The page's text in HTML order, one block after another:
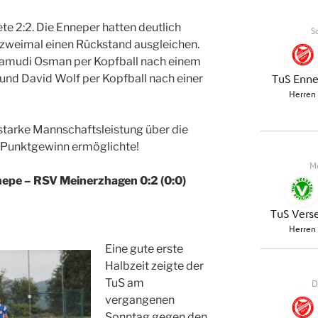
2:2. Die Enneper hatten deutlich
einen Rückstand ausgleichen.
Osman per Kopfball nach einem
David Wolf per Kopfball nach einer
Mannschaftsleistung über die
ermöglichte!
– RSV Meinerzhagen 0:2 (0:0)
Eine gute erste
Halbzeit zeigte der
TuS am
vergangenen